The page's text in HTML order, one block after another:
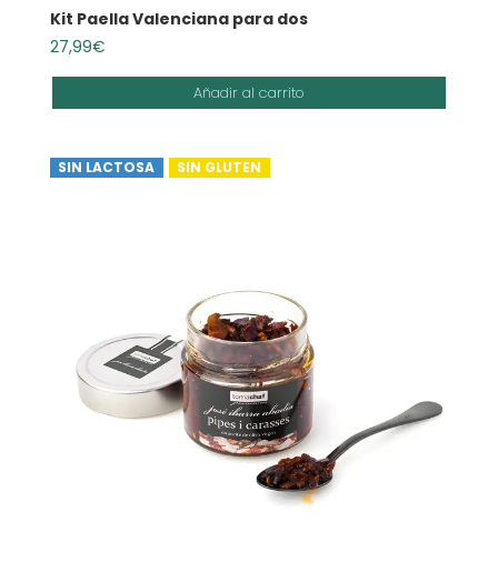
Kit Paella Valenciana para dos
27,99€
Añadir al carrito
SIN LACTOSA SIN GLUTEN